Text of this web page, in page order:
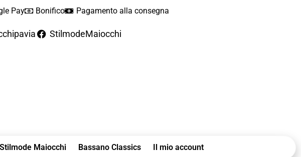
Pay Bonifico Pagamento alla consegna
StilmodeMaiocchi
Stilmode Maiocchi Bassano Classics Il mio account